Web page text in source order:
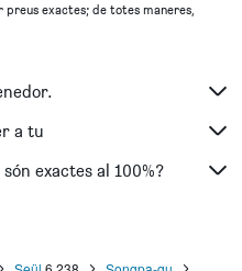
exactes; de totes maneres,
a tu
exactes al 100%?